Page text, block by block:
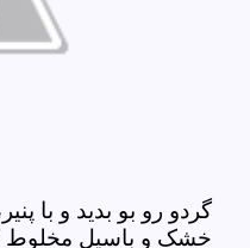
گردو رو بو بدید و با
خشک و باسیل مخلوط